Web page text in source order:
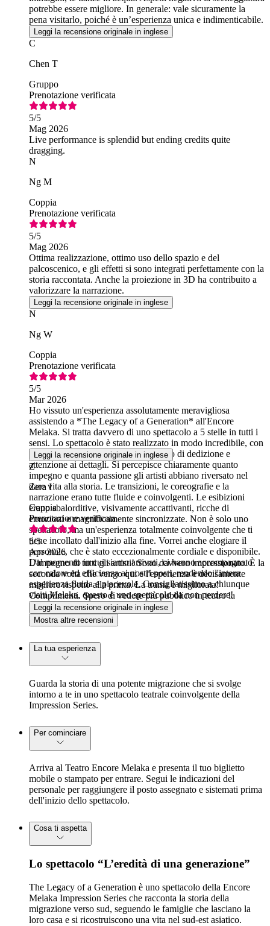
potrebbe essere migliore. In generale: vale sicuramente la
pena visitarlo, poiché è un’esperienza unica e indimenticabile.
Leggi la recensione originale in inglese
C
Chen T
Gruppo
Prenotazione verificata
5/5
Mag 2026
Live performance is splendid but ending credits quite
dragging.
N
Ng M
Coppia
Prenotazione verificata
5/5
Mag 2026
Ottima realizzazione, ottimo uso dello spazio e del
palcoscenico, e gli effetti si sono integrati perfettamente con la
storia raccontata. Anche la proiezione in 3D ha contribuito a
valorizzare la narrazione.
Leggi la recensione originale in inglese
N
Ng W
Coppia
Prenotazione verificata
5/5
Mar 2026
Ho vissuto un'esperienza assolutamente meravigliosa
assistendo a *The Legacy of a Generation* all'Encore
Melaka. Si tratta davvero di uno spettacolo a 5 stelle in tutti i
sensi. Lo spettacolo è stato realizzato in modo incredibile, con
ogni scena che rifletteva un alto livello di dedizione e
attenzione ai dettagli. Si percepisce chiaramente quanto
impegno e quanta passione gli artisti abbiano riversato nel
dare vita alla storia. Le transizioni, le coreografie e la
narrazione erano tutte fluide e coinvolgenti. Le esibizioni
erano sbalorditive, visivamente accattivanti, ricche di
emozioni e magnificamente sincronizzate. Non è solo uno
spettacolo, ma un'esperienza totalmente coinvolgente che ti
tiene incollato dall'inizio alla fine. Vorrei anche elogiare il
personale, che è stato eccezionalmente cordiale e disponibile.
Dal momento in cui siamo arrivati, ci hanno accompagnato
con calore ed efficienza ai nostri posti, rendendo l'intera
esperienza fluida e piacevole. Consigliatissimo a chiunque
visiti Melaka, questo è uno spettacolo da non perdere!
Leggi la recensione originale in inglese
Z
Zera I
Coppia
Prenotazione verificata
5/5
Apr 2026
L'impegno di tutti gli artisti! Sono davvero impressionato. È la
seconda volta che vengo qui e l'esperienza è decisamente
migliore rispetto alla prima. La trama è migliorata!
Complimenti. Spero di vedere più pubblico in teatro la
prossima volta.
Leggi la recensione originale in inglese
Mostra altre recensioni
La tua esperienza
Guarda la storia di una potente migrazione che si svolge
intorno a te in uno spettacolo teatrale coinvolgente della
Impression Series.
Per cominciare
Arriva al Teatro Encore Melaka e presenta il tuo biglietto
mobile o stampato per entrare. Segui le indicazioni del
personale per raggiungere il posto assegnato e sistemati prima
dell'inizio dello spettacolo.
Cosa ti aspetta
Lo spettacolo “L’eredità di una generazione”
The Legacy of a Generation è uno spettacolo della Encore
Melaka Impression Series che racconta la storia della
migrazione verso sud, seguendo le famiglie che lasciano la
loro casa e si ricostruiscono una vita nel sud-est asiatico.